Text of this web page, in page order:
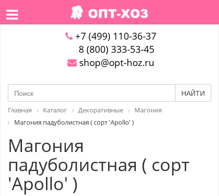
+7 (499) 110-36-37
8 (800) 333-53-45
shop@opt-hoz.ru
НАЙТИ
Главная Каталог Декоративные
Магония
Магония падуболистная ( сорт 'Apollo' )
Магония
падуболистная ( сорт
'Apollo' )